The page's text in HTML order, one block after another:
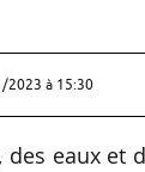
2023 à 15:30
eaux et